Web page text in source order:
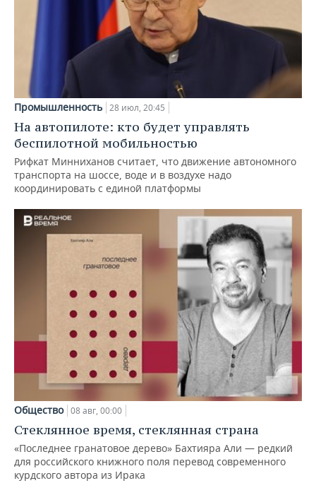
Промышленность 28 июл, 20:45
На автопилоте: кто будет управлять
беспилотной мобильностью
Рифкат Минниханов считает, что движение автономного
транспорта на шоссе, воде и в воздухе надо
координировать с единой платформы
Общество 08 авг, 00:00
Стеклянное время, стеклянная страна
«Последнее гранатовое дерево» Бахтияра Али — редкий
для российского книжного поля перевод современного
курдского автора из Ирака